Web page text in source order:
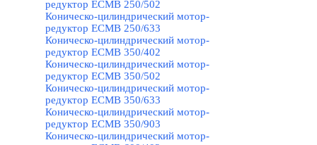
редуктор ECMB 250/502
Коническо-цилиндрический мотор-
редуктор ECMB 250/633
Коническо-цилиндрический мотор-
редуктор ECMB 350/402
Коническо-цилиндрический мотор-
редуктор ECMB 350/502
Коническо-цилиндрический мотор-
редуктор ECMB 350/633
Коническо-цилиндрический мотор-
редуктор ECMB 350/903
Коническо-цилиндрический мотор-